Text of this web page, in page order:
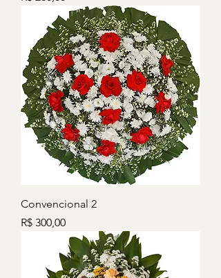
Convencional 2
Preço
R$ 300,00